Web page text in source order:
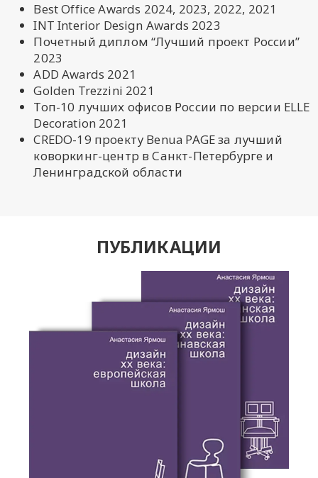
Best Office Awards 2024, 2023, 2022, 2021
INT Interior Design Awards 2023
Почетный диплом “Лучший проект России”
2023
ADD Awards 2021
Golden Trezzini 2021
Топ-10 лучших офисов России по версии ELLE
Decoration 2021
CREDO-19 проекту Benua PAGE за лучший
коворкинг-центр в Санкт-Петербурге и
Ленинградской области
ПУБЛИКАЦИИ